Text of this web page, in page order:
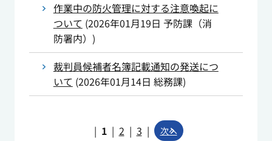
作業中の防火管理に対する注意喚起に
ついて (2026年01月19日 予防課（消
防署内） )
裁判員候補者名簿記載通知の発送につ
いて (2026年01月14日 総務課)
| 1 | 2 | 3 | 次へ